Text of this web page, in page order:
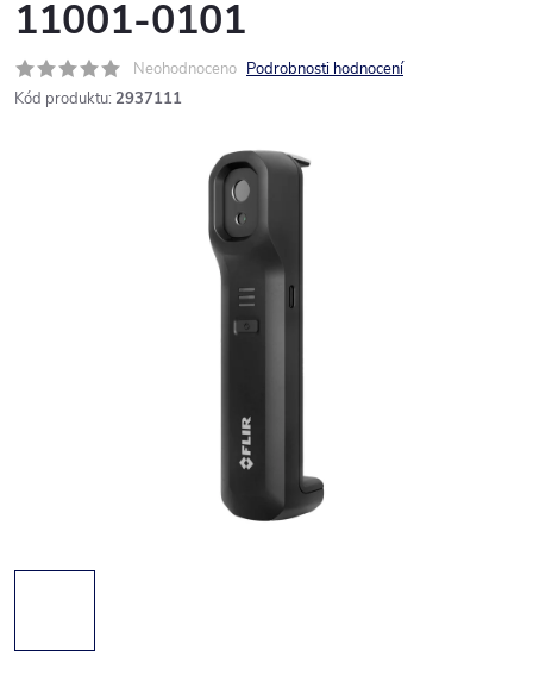
11001-0101
Neohodnoceno Podrobnosti hodnocení
Kód produktu: 2937111